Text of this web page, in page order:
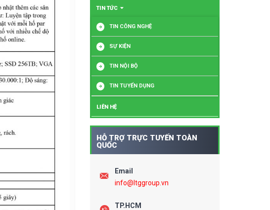
TIN TỨC
TIN CÔNG NGHỆ
SỰ KIỆN
TIN NỘI BỘ
TIN TUYỂN DỤNG
LIÊN HỆ
HỖ TRỢ TRỰC TUYẾN TOÀN
QUỐC
Email
info@ltggroup.vn
TP.HCM